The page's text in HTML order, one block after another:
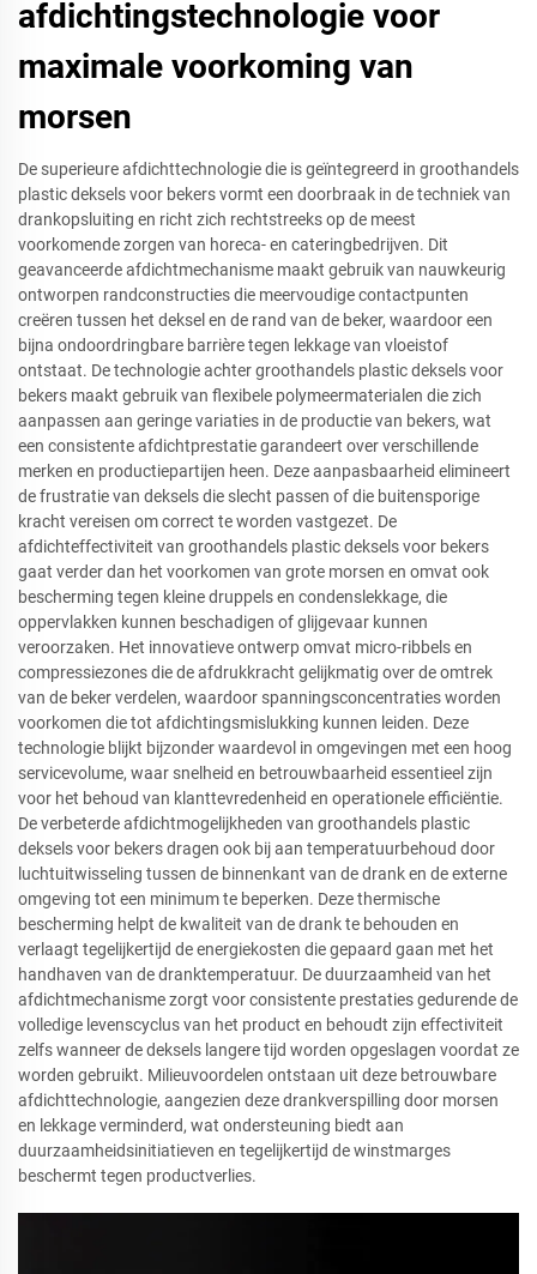
afdichtingstechnologie voor
maximale voorkoming van
morsen
De superieure afdichttechnologie die is geïntegreerd in groothandels
plastic deksels voor bekers vormt een doorbraak in de techniek van
drankopsluiting en richt zich rechtstreeks op de meest
voorkomende zorgen van horeca- en cateringbedrijven. Dit
geavanceerde afdichtmechanisme maakt gebruik van nauwkeurig
ontworpen randconstructies die meervoudige contactpunten
creëren tussen het deksel en de rand van de beker, waardoor een
bijna ondoordringbare barrière tegen lekkage van vloeistof
ontstaat. De technologie achter groothandels plastic deksels voor
bekers maakt gebruik van flexibele polymeermaterialen die zich
aanpassen aan geringe variaties in de productie van bekers, wat
een consistente afdichtprestatie garandeert over verschillende
merken en productiepartijen heen. Deze aanpasbaarheid elimineert
de frustratie van deksels die slecht passen of die buitensporige
kracht vereisen om correct te worden vastgezet. De
afdichteffectiviteit van groothandels plastic deksels voor bekers
gaat verder dan het voorkomen van grote morsen en omvat ook
bescherming tegen kleine druppels en condenslekkage, die
oppervlakken kunnen beschadigen of glijgevaar kunnen
veroorzaken. Het innovatieve ontwerp omvat micro-ribbels en
compressiezones die de afdrukkracht gelijkmatig over de omtrek
van de beker verdelen, waardoor spanningsconcentraties worden
voorkomen die tot afdichtingsmislukking kunnen leiden. Deze
technologie blijkt bijzonder waardevol in omgevingen met een hoog
servicevolume, waar snelheid en betrouwbaarheid essentieel zijn
voor het behoud van klanttevredenheid en operationele efficiëntie.
De verbeterde afdichtmogelijkheden van groothandels plastic
deksels voor bekers dragen ook bij aan temperatuurbehoud door
luchtuitwisseling tussen de binnenkant van de drank en de externe
omgeving tot een minimum te beperken. Deze thermische
bescherming helpt de kwaliteit van de drank te behouden en
verlaagt tegelijkertijd de energiekosten die gepaard gaan met het
handhaven van de dranktemperatuur. De duurzaamheid van het
afdichtmechanisme zorgt voor consistente prestaties gedurende de
volledige levenscyclus van het product en behoudt zijn effectiviteit
zelfs wanneer de deksels langere tijd worden opgeslagen voordat ze
worden gebruikt. Milieuvoordelen ontstaan uit deze betrouwbare
afdichttechnologie, aangezien deze drankverspilling door morsen
en lekkage verminderd, wat ondersteuning biedt aan
duurzaamheidsinitiatieven en tegelijkertijd de winstmarges
beschermt tegen productverlies.